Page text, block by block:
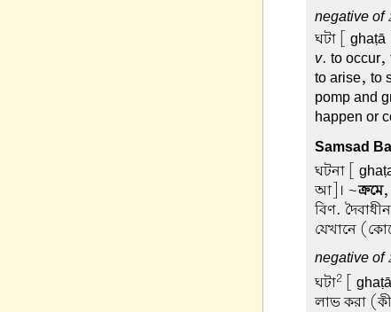
negative of
ঘটা[ ghaṭā
v. to occur,
to arise, to
pomp and
happen or
Samsad
ঘটনা[
আ]। ~ক্রমে,
বিণ.
যেখানে
negative of
ঘটা2[ ghaṭā
লাভ করা